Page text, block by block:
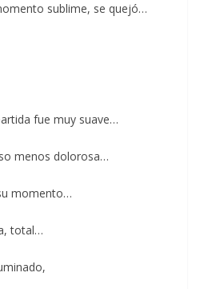
sublime, se quejó…
fue muy suave…
menos dolorosa…
momento…
total…